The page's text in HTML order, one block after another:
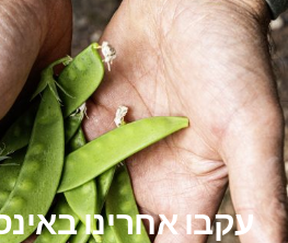
עקבו אחרינו